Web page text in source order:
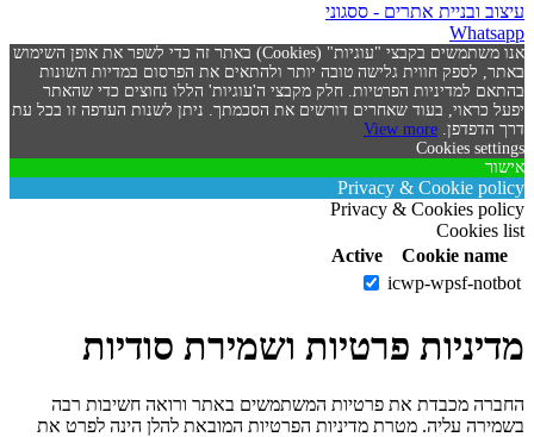
עיצוב ובניית אתרים - ססגוני
Whatsapp
אנו משתמשים בקבצי "עוגיות" (Cookies) באתר זה כדי לשפר את אופן השימוש
באתר, לספק חווית גלישה טובה יותר ולהתאים את הפרסום במדיות השונות
בהתאם למדיניות הפרטיות. חלק מקבצי ה'עוגיות' הללו נחוצים כדי שהאתר
יפעל כראוי, בעוד שאחרים דורשים את הסכמתך. ניתן לשנות העדפה זו בכל עת
דרך הדפדפן. View more
Cookies settings
אישור
Privacy & Cookie policy
Privacy & Cookies policy
Cookies list
Cookie name
Active
icwp-wpsf-notbot
מדיניות פרטיות ושמירת סודיות
החברה מכבדת את פרטיות המשתמשים באתר ורואה חשיבות רבה
בשמירה עליה. מטרת מדיניות הפרטיות המובאת להלן הינה לפרט את